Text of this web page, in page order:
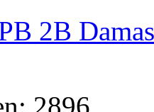
2B
2896